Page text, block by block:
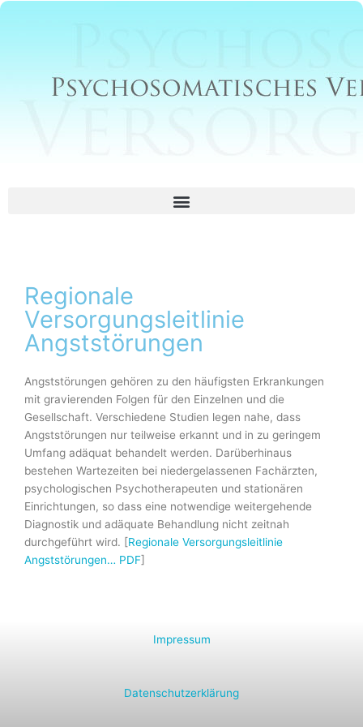
Zum
Regionale
Versorgungsleitlinie
Angststörungen
Angststörungen gehören zu den häufigsten Erkrankungen
mit gravierenden Folgen für den Einzelnen und die
Gesellschaft. Verschiedene Studien legen nahe, dass
Angststörungen nur teilweise erkannt und in zu geringem
Umfang adäquat behandelt werden. Darüberhinaus
bestehen Wartezeiten bei niedergelassenen Fachärzten,
psychologischen Psychotherapeuten und stationären
Einrichtungen, so dass eine notwendige weitergehende
Diagnostik und adäquate Behandlung nicht zeitnah
durchgeführt wird. [Regionale Versorgungsleitlinie
Angststörungen… PDF]
Impressum
Datenschutzerklärung